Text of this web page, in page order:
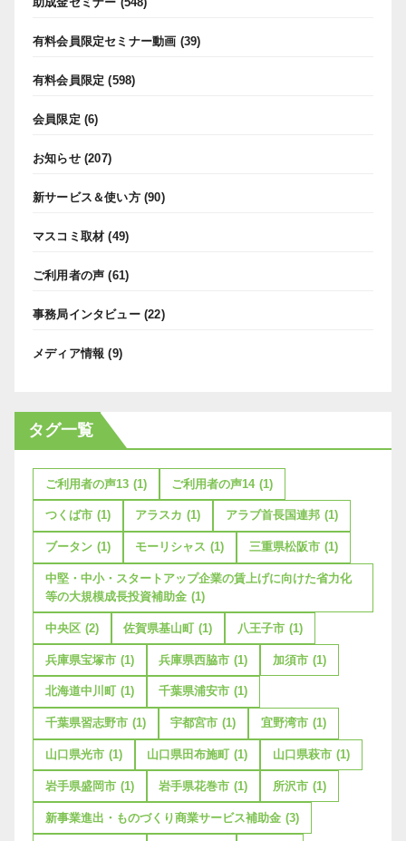
有料会員限定セミナー動画 (39)
有料会員限定 (598)
会員限定 (6)
お知らせ(207)
新サービス＆使い方(90)
マスコミ取材 (49)
ご利用者の声 (61)
事務局インタビュー(22)
メディア情報 (9)
タグ一覧
ご利用者の声13 (1) ご利用者の声14 (1)
つくば市 (1) アラスカ (1) アラブ首長国連邦 (1)
ブータン (1) モーリシャス (1) 三重県松阪市 (1)
中堅・中小・スタートアップ企業の賃上げに向けた省力化
等の大規模成長投資補助金 (1)
中央区 (2) 佐賀県基山町 (1) 八王子市 (1)
兵庫県宝塚市 (1) 兵庫県西脇市 (1) 加須市 (1)
北海道中川町 (1) 千葉県浦安市 (1)
千葉県習志野市 (1) 宇都宮市 (1) 宜野湾市 (1)
山口県光市 (1) 山口県田布施町 (1) 山口県萩市 (1)
岩手県盛岡市 (1) 岩手県花巻市 (1) 所沢市 (1)
新事業進出・ものづくり商業サービス補助金 (3)